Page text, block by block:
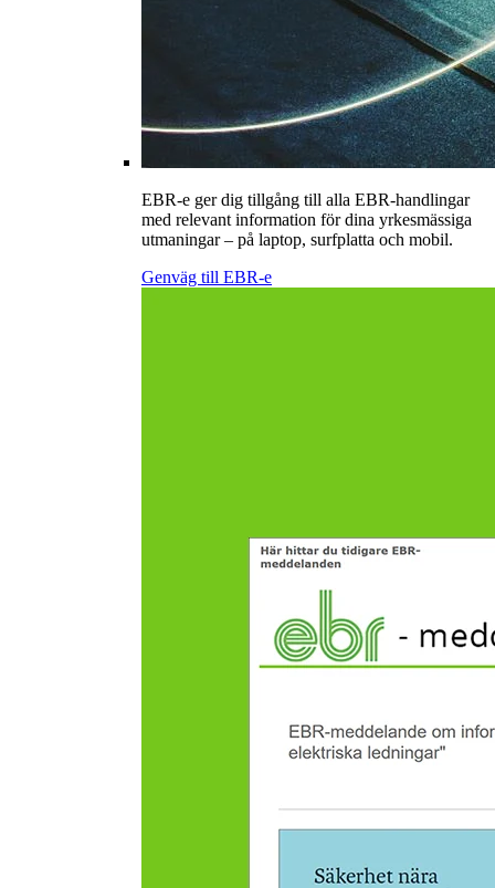
EBR-e ger dig tillgång till alla EBR-handlingar
med relevant information för dina yrkesmässiga
utmaningar – på laptop, surfplatta och mobil.
Genväg till EBR-e